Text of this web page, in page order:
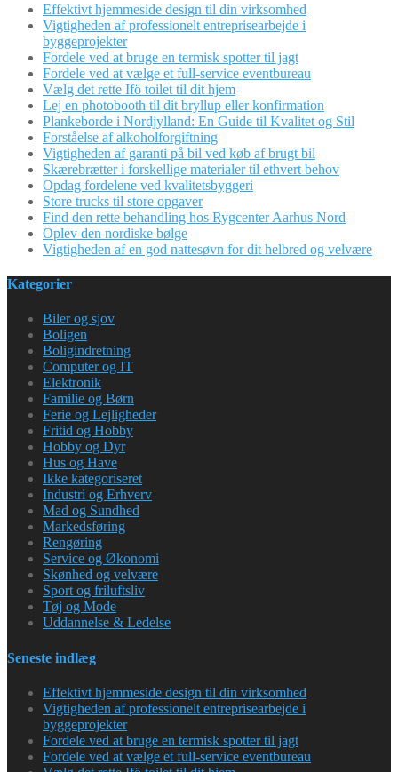
Effektivt hjemmeside design til din virksomhed
Vigtigheden af professionelt entreprisearbejde i
byggeprojekter
Fordele ved at bruge en termisk spotter til jagt
Fordele ved at vælge et full-service eventbureau
Vælg det rette Ifö toilet til dit hjem
Lej en photobooth til dit bryllup eller konfirmation
Plankeborde i Nordjylland: En Guide til Kvalitet og Stil
Forståelse af alkoholforgiftning
Vigtigheden af garanti på bil ved køb af brugt bil
Skærebrætter i forskellige materialer til ethvert behov
Opdag fordelene ved kvalitetsbyggeri
Store trucks til store opgaver
Find den rette behandling hos Rygcenter Aarhus Nord
Oplev den nordiske bølge
Vigtigheden af en god nattesøvn for dit helbred og velvære
Kategorier
Biler og sjov
Boligen
Boligindretning
Computer og IT
Elektronik
Familie og Børn
Ferie og Lejligheder
Fritid og Hobby
Hobby og Dyr
Hus og Have
Ikke kategoriseret
Industri og Erhverv
Mad og Sundhed
Markedsføring
Rengøring
Service og Økonomi
Skønhed og velvære
Sport og friluftsliv
Tøj og Mode
Uddannelse & Ledelse
Seneste indlæg
Effektivt hjemmeside design til din virksomhed
Vigtigheden af professionelt entreprisearbejde i
byggeprojekter
Fordele ved at bruge en termisk spotter til jagt
Fordele ved at vælge et full-service eventbureau